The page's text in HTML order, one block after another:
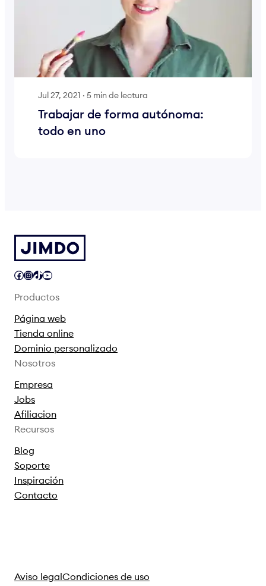
Jul 27, 2021 · 5 min de lectura
Trabajar de forma autónoma:
todo en uno
Facebook InstagramTikTok YouTube
Productos
Página web
Tienda online
Dominio personalizado
Nosotros
Empresa
Jobs
Afiliacion
Recursos
Blog
Soporte
Inspiración
Contacto
Aviso legalCondiciones de uso